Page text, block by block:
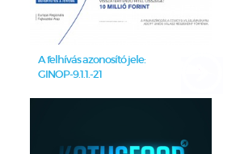
A felhívás azonosító jele:
GINOP-9.1.1.-21